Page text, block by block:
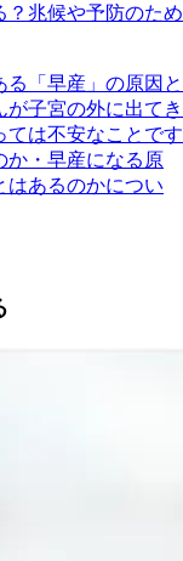
？兆候や予防のため
「早産」の原因と
子宮の外に出てき
ては不安なことです
か・早産になる原
はあるのかについ